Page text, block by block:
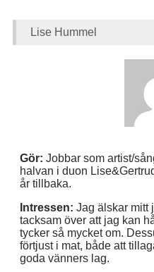
Lise Hummel
Gör: Jobbar som artist/
halvan i duon
år tillbaka.
Intressen: Jag älskar mitt
tacksam över att jag kan
tycker så mycket om.
förtjust i mat, både att
goda vänners lag.